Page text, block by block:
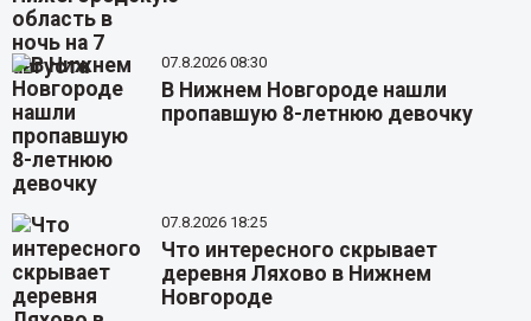
07.8.2026 08:30
В Нижнем Новгороде нашли
пропавшую 8-летнюю девочку
07.8.2026 18:25
Что интересного скрывает
деревня Ляхово в Нижнем
Новгороде